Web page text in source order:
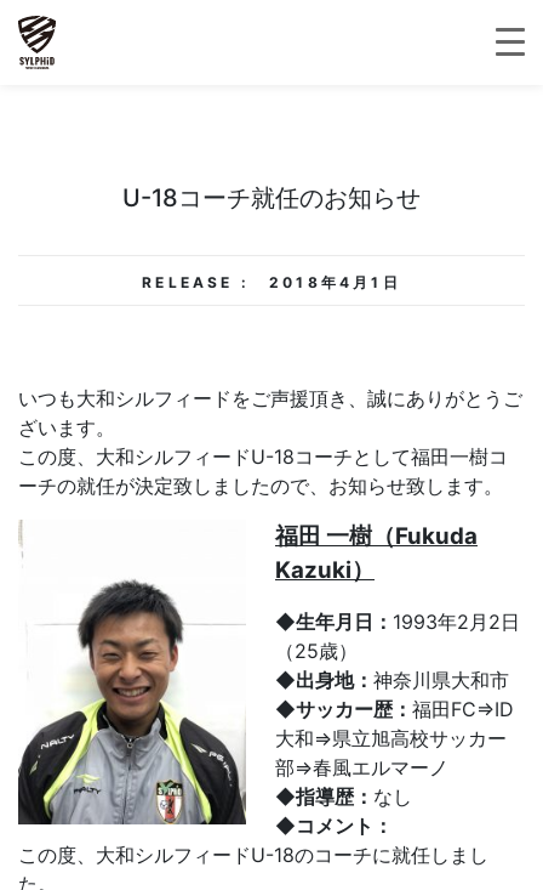
U-18コーチ就任のお知らせ
RELEASE : 2018年4月1日
いつも大和シルフィードをご声援頂き、誠にありがとうご
ざいます。
この度、大和シルフィードU-18コーチとして福田一樹コ
ーチの就任が決定致しましたので、お知らせ致します。
福田 一樹（Fukuda
Kazuki）
◆生年月日： 1993年2月2日
（25歳）
◆出身地： 神奈川県大和市
◆サッカー歴： 福田FC⇒ID
大和⇒県立旭高校サッカー
部⇒春風エルマーノ
◆指導歴： なし
◆コメント：
この度、大和シルフィードU-18のコーチに就任しまし
た。